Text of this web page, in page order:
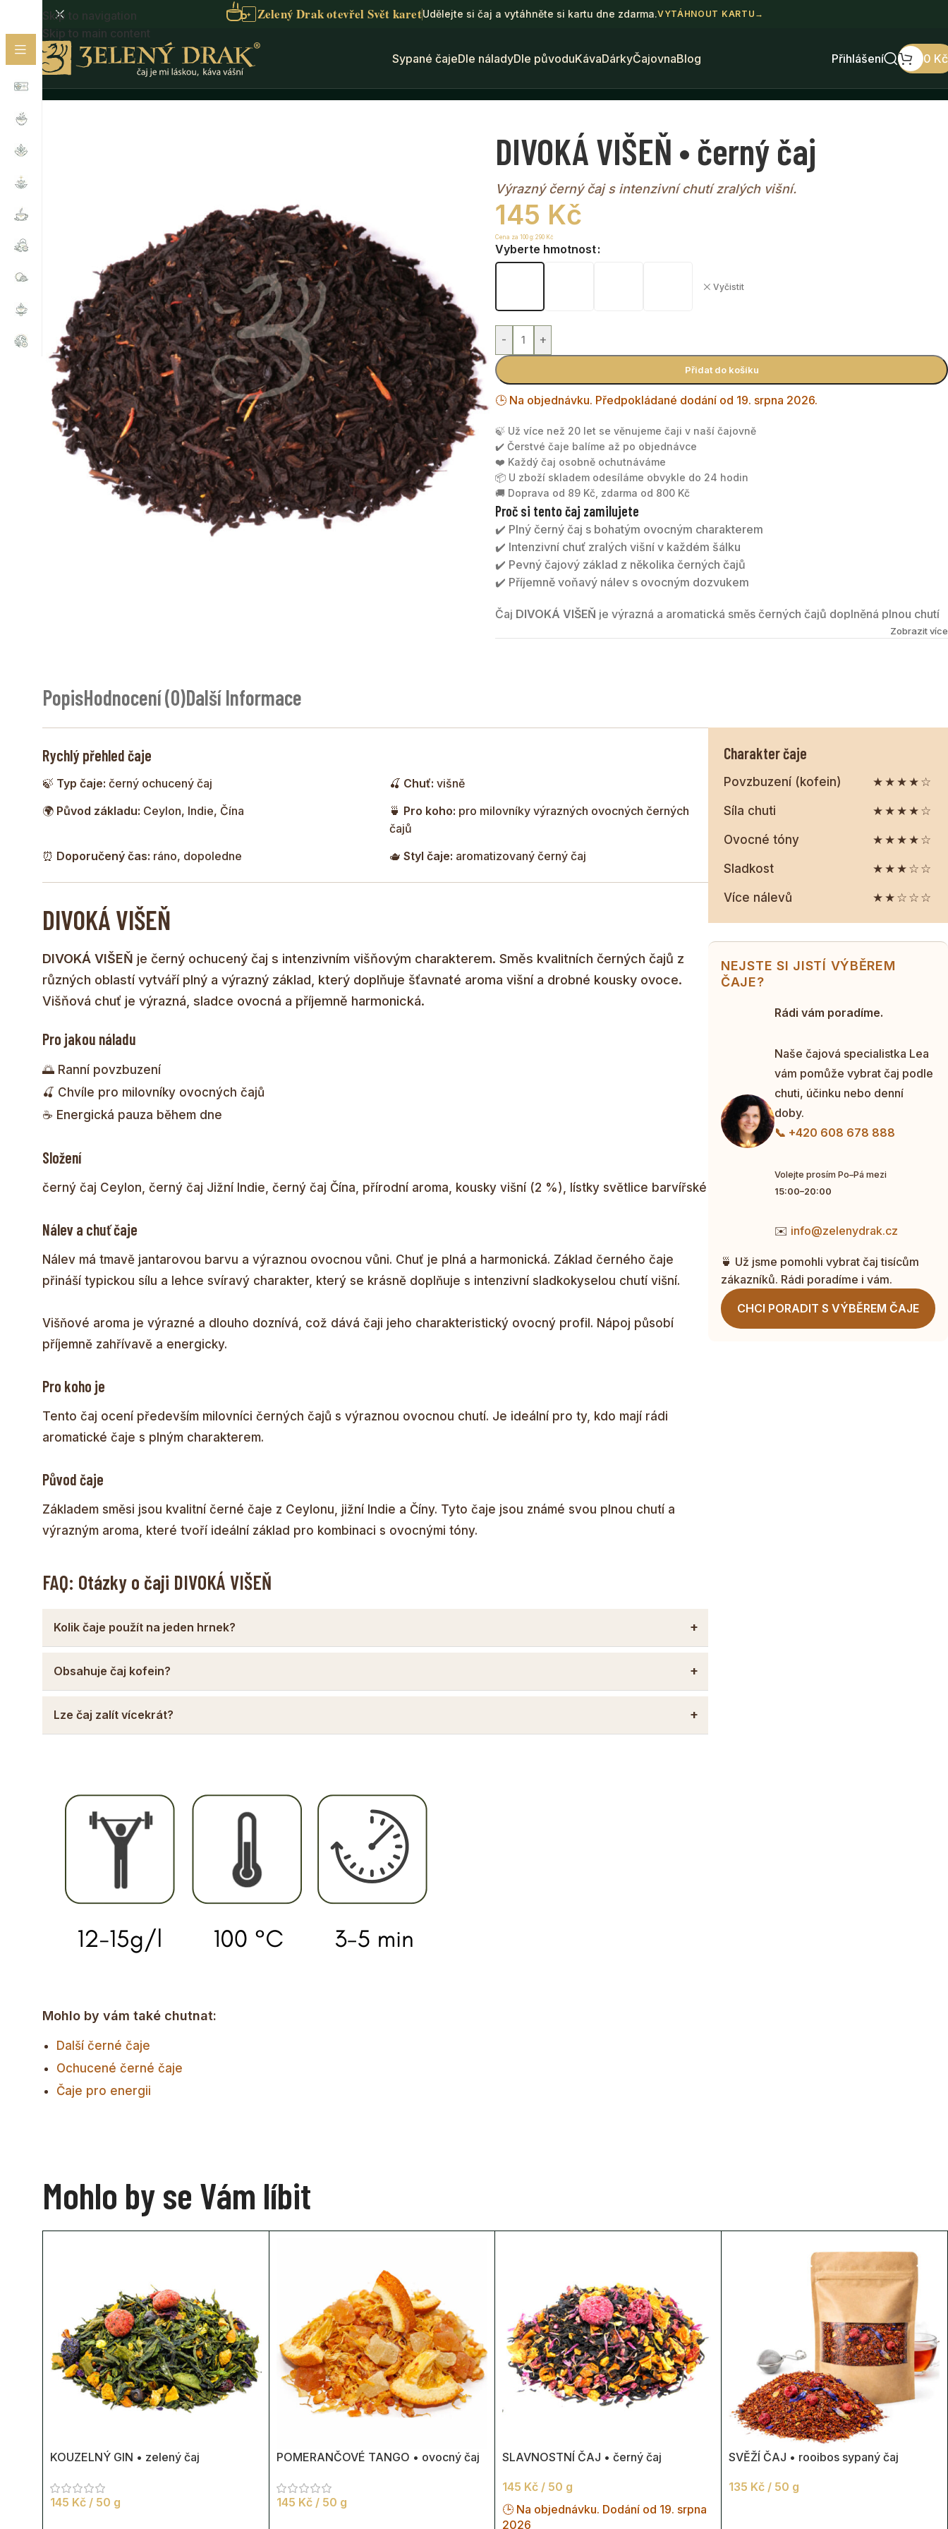
Skip to navigation
Skip to main content
✦ Zelený Drak otevřel Svět karetUdělejte si čaj a vytáhněte si kartu dne zdarma.VYTÁHNOUT KARTU →
Sypané čajeDle náladyDle původuKávaDárkyČajovnaBlog Přihlášení 0 Kč
Domů
Čaje dle potřeby/ Čaje na energii
DIVOKÁ VIŠEŇ • černý čaj
Výrazný černý čaj s intenzivní chutí zralých višní.
145 Kč
Cena za 100 g: 290 Kč
Vyberte hmotnost
Vyčistit
- +
Přidat do košíku
🕒 Na objednávku. Předpokládané dodání od 19. srpna 2026.
🍃 Už více než 20 let se věnujeme čaji v naší čajovně
✔️ Čerstvé čaje balíme až po objednávce
❤️ Každý čaj osobně ochutnáváme
📦 U zboží skladem odesíláme obvykle do 24 hodin
🚚 Doprava od 89 Kč, zdarma od 800 Kč
Proč si tento čaj zamilujete
✔️ Plný černý čaj s bohatým ovocným charakterem
✔️ Intenzivní chuť zralých višní v každém šálku
✔️ Pevný čajový základ z několika černých čajů
✔️ Příjemně voňavý nálev s ovocným dozvukem
Čaj DIVOKÁ VIŠEŇ je výrazná a aromatická směs černých čajů doplněná plnou chutí
višní. Kombinace černých čajů z Ceylonu, jižní Indie a Číny vytváří pevný základ,
Zobrazit více
PopisHodnocení (0)Další Informace
Rychlý přehled čaje
🍃 Typ čaje: černý ochucený čaj 🍒 Chuť: višně
🌍 Původ základu: Ceylon, Indie, Čína 🍵 Pro koho: pro milovníky výrazných ovocných černých
čajů
⏰ Doporučený čas: ráno, dopoledne 🫖 Styl čaje: aromatizovaný černý čaj
DIVOKÁ VIŠEŇ
DIVOKÁ VIŠEŇ je černý ochucený čaj s intenzivním višňovým charakterem. Směs kvalitních černých čajů z
různých oblastí vytváří plný a výrazný základ, který doplňuje šťavnaté aroma višní a drobné kousky ovoce.
Višňová chuť je výrazná, sladce ovocná a příjemně harmonická.
Pro jakou náladu
🌅 Ranní povzbuzení
🍒 Chvíle pro milovníky ovocných čajů
☕ Energická pauza během dne
Složení
černý čaj Ceylon, černý čaj Jižní Indie, černý čaj Čína, přírodní aroma, kousky višní (2 %), lístky světlice barvířské
Nálev a chuť čaje
Nálev má tmavě jantarovou barvu a výraznou ovocnou vůni. Chuť je plná a harmonická. Základ černého čaje
přináší typickou sílu a lehce svíravý charakter, který se krásně doplňuje s intenzivní sladkokyselou chutí višní.
Višňové aroma je výrazné a dlouho doznívá, což dává čaji jeho charakteristický ovocný profil. Nápoj působí
příjemně zahřívavě a energicky.
Pro koho je
Tento čaj ocení především milovníci černých čajů s výraznou ovocnou chutí. Je ideální pro ty, kdo mají rádi
aromatické čaje s plným charakterem.
Původ čaje
Základem směsi jsou kvalitní černé čaje z Ceylonu, jižní Indie a Číny. Tyto čaje jsou známé svou plnou chutí a
výrazným aroma, které tvoří ideální základ pro kombinaci s ovocnými tóny.
FAQ: Otázky o čaji DIVOKÁ VIŠEŇ
Kolik čaje použít na jeden hrnek?
Obsahuje čaj kofein?
Lze čaj zalít vícekrát?
Mohlo by vám také chutnat:
Další černé čaje
Ochucené černé čaje
Čaje pro energii
Charakter čaje
Povzbuzení (kofein) ★★★★☆
Síla chuti ★★★★☆
Ovocné tóny ★★★★☆
Sladkost ★★★☆☆
Více nálevů ★★☆☆☆
NEJSTE SI JISTÍ VÝBĚREM
ČAJE?
Rádi vám poradíme.
Naše čajová specialistka Lea
vám pomůže vybrat čaj podle
chuti, účinku nebo denní
doby.
📞 +420 608 678 888
Volejte prosím Po–Pá mezi
15:00–20:00
✉️ info@zelenydrak.cz
🍵 Už jsme pomohli vybrat čaj tisícům
zákazníků. Rádi poradíme i vám.
CHCI PORADIT S VÝBĚREM ČAJE
Mohlo by se Vám líbit
KOUZELNÝ GIN • zelený čaj
145 Kč / 50 g
POMERANČOVÉ TANGO • ovocný čaj
145 Kč/ 50 g
SLAVNOSTNÍ ČAJ • černý čaj
145 Kč / 50 g
🕒 Na objednávku. Dodání od 19. srpna
2026
SVĚŽÍ ČAJ • rooibos sypaný čaj
135 Kč/ 50 g